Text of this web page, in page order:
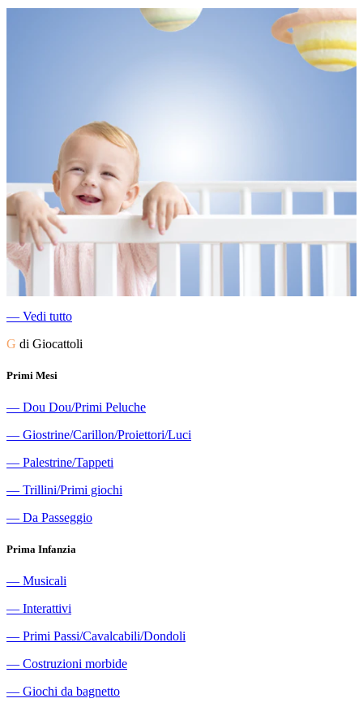
― Vedi tutto
G di Giocattoli
Primi Mesi
― Dou Dou/Primi Peluche
― Giostrine/Carillon/Proiettori/Luci
― Palestrine/Tappeti
― Trillini/Primi giochi
― Da Passeggio
Prima Infanzia
― Musicali
― Interattivi
― Primi Passi/Cavalcabili/Dondoli
― Costruzioni morbide
― Giochi da bagnetto